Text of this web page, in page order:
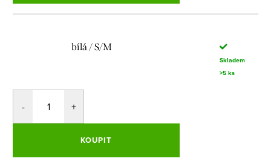
bílá / S/M
Skladem
>5 ks
KOUPIT